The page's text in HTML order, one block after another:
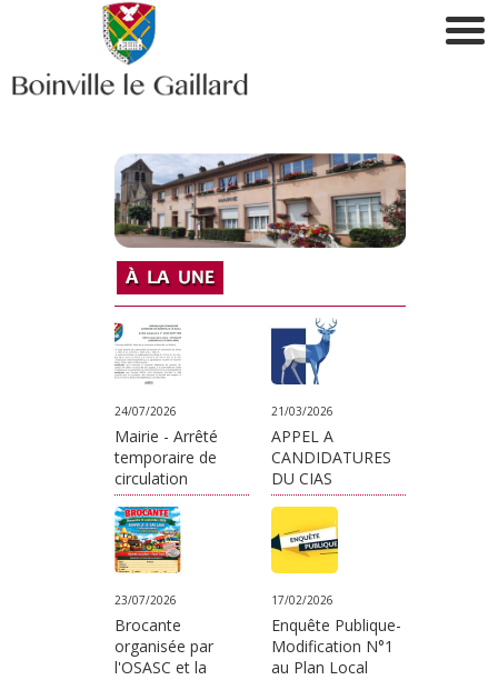
24/07/2026
Mairie - Arrêté
temporaire de
circulation
23/07/2026
Brocante
organisée par
l'OSASC et la
21/03/2026
APPEL A
CANDIDATURES
DU CIAS
17/02/2026
Enquête Publique-
Modification N°1
au Plan Local